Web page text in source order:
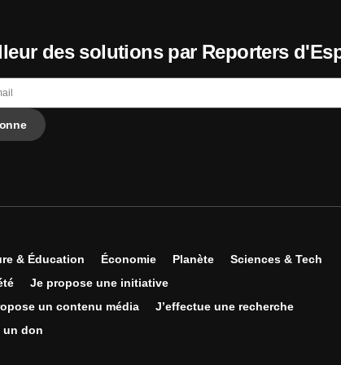
des solutions par Reporters
& Éducation Économie Planète
Sciences & Tech
Je propose une initiative
un contenu média
J’effectue une recherche
un don